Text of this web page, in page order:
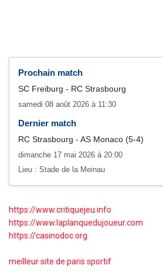
Prochain match
SC Freiburg - RC Strasbourg
samedi 08 août 2026 à 11:30
Dernier match
RC Strasbourg - AS Monaco (5-4)
dimanche 17 mai 2026 à 20:00
Lieu : Stade de la Meinau
https://www.critiquejeu.info
https://www.laplanquedujoueur.com
https://casinodoc.org
meilleur site de paris sportif